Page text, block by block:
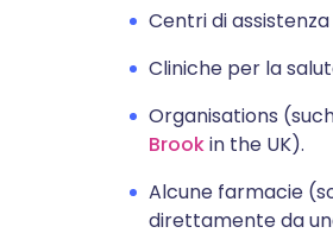
Centri di
Cliniche per la
Organisations
Brookin the UK).
Alcune farmacie
direttamente da